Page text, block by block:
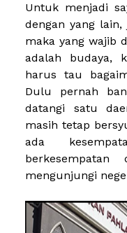
Untuk menjadi
dengan yang
maka yang wajib
adalah budaya,
harus tau
Dulu pernah
datangi satu
masih tetap
ada
mengunjungi